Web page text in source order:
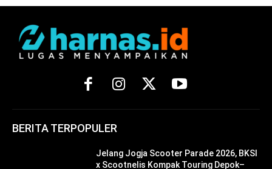
BERITA TERPOPULER
Jelang Jogja Scooter Parade 2026, BKSI
x Scootnelis Kompak Touring Depok–